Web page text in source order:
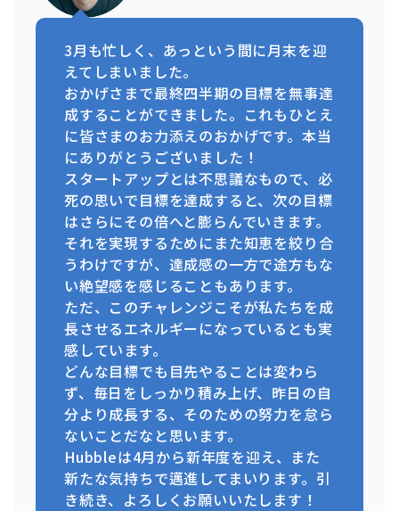
3月も忙しく、あっという間に月末を迎
えてしまいました。
おかげさまで最終四半期の目標を無事達
成することができました。これもひとえ
に皆さまのお力添えのおかげです。本当
にありがとうございました！
スタートアップとは不思議なもので、必
死の思いで目標を達成すると、次の目標
はさらにその倍へと膨らんでいきます。
それを実現するためにまた知恵を絞り合
うわけですが、達成感の一方で途方もな
い絶望感を感じることもあります。
ただ、このチャレンジこそが私たちを成
長させるエネルギーになっているとも実
感しています。
どんな目標でも目先やることは変わら
ず、毎日をしっかり積み上げ、昨日の自
分より成長する、そのための努力を怠ら
ないことだなと思います。
Hubbleは4月から新年度を迎え、また
新たな気持ちで邁進してまいります。引
き続き、よろしくお願いいたします！